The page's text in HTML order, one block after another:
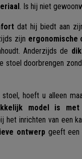
. Is hij niet
dat hij biedt aan
zijn ergonomische
Anderzijds de
stoel doorbrengen
hoeft u alleen
model is
het inrichten van een
ontwerp geeft een